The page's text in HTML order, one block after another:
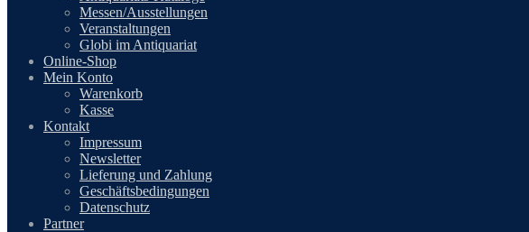
Messen/Ausstellungen
Veranstaltungen
Globi im Antiquariat
Online-Shop
Mein Konto
Warenkorb
Kasse
Kontakt
Impressum
Newsletter
Lieferung und Zahlung
Geschäftsbedingungen
Datenschutz
Partner